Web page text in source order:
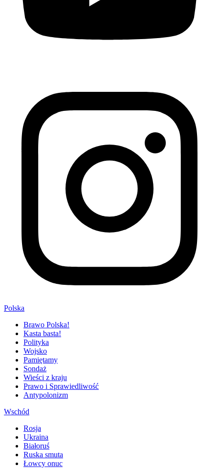
Polska
Brawo Polska!
Kasta basta!
Polityka
Wojsko
Pamiętamy
Sondaż
Wieści z kraju
Prawo i Sprawiedliwość
Antypolonizm
Wschód
Rosja
Ukraina
Białoruś
Ruska smuta
Łowcy onuc